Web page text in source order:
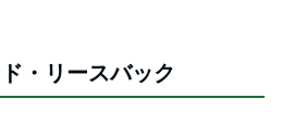
・リースバック